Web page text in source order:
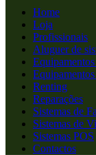
Home
Loja
Profissionais
Aluguer de
Renting
Reparações
Sistemas de
Sistemas de
Sistemas POS
Contactos